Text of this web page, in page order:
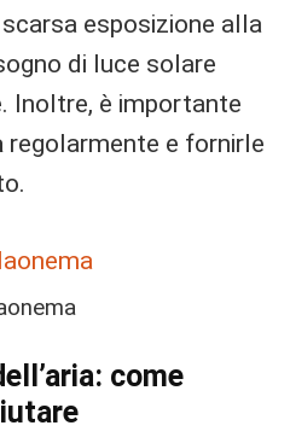
esposizione alla
di luce solare
Inoltre, è importante
regolarmente e fornirle
come